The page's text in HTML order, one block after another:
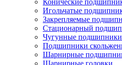
Конические
Игольчатые
Закрепляемые
Стационарный
Чугунные подшипники
Подшипники
Шарнирные
Шарнирные головки